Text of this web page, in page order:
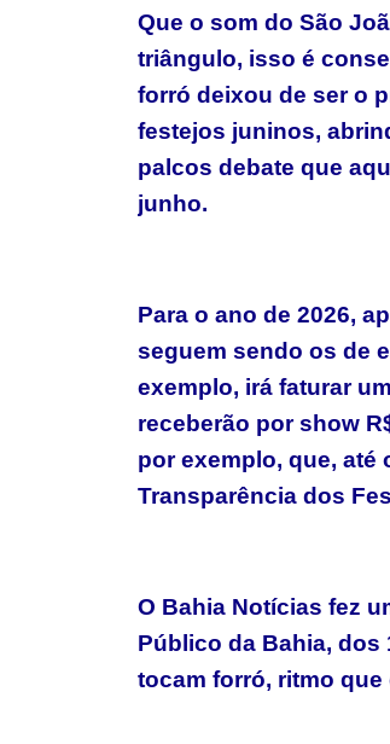
Que o som do São
triângulo, isso é
forró deixou de ser o
festejos juninos,
palcos debate que
junho.
Para o ano de 2026,
seguem sendo os de
exemplo, irá faturar
receberão por show
por exemplo, que, até
Transparência dos
O Bahia Notícias fez
Público da Bahia, dos
tocam forró, ritmo